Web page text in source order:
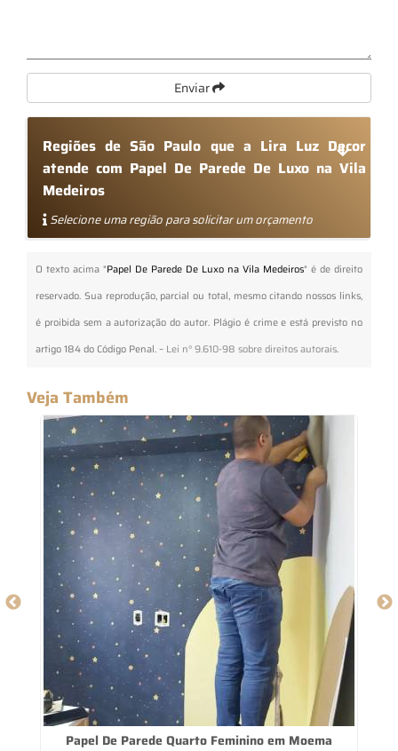
Enviar
Regiões de São Paulo que a Lira Luz Decor
atende com Papel De Parede De Luxo na Vila
Medeiros
Selecione uma região para solicitar um orçamento
O texto acima "Papel De Parede De Luxo na Vila Medeiros" é de direito
reservado. Sua reprodução, parcial ou total, mesmo citando nossos links,
é proibida sem a autorização do autor. Plágio é crime e está previsto no
artigo 184 do Código Penal. – Lei n° 9.610-98 sobre direitos autorais.
Veja Também
Papel De Parede Quarto Feminino em Moema